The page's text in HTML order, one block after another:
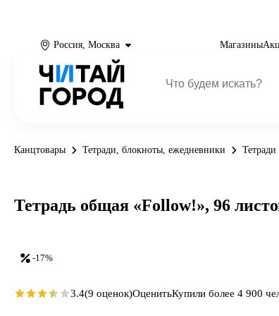
Россия, Москва Магазины
Канцтовары Тетради, блокноты, ежедневники Тетради
-17%
Тетрадь общая «Follow!», 96
3.4(9 оценок)ОценитьКупили более 4 900